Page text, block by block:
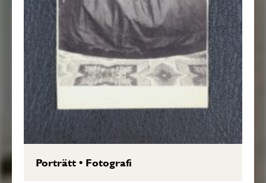
Porträtt• Fotografi